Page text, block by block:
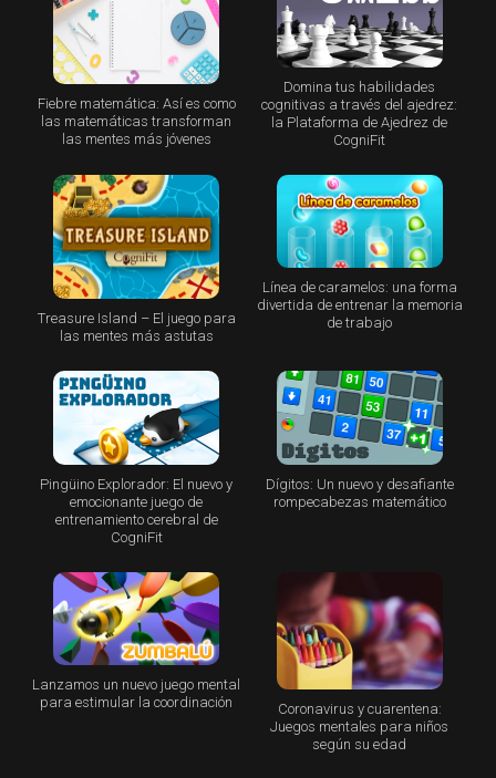
Fiebre matemática: Así es como
las matemáticas transforman
las mentes más jóvenes
Domina tus habilidades
cognitivas a través del ajedrez:
la Plataforma de Ajedrez de
CogniFit
Treasure Island – El juego para
las mentes más astutas
Línea de caramelos: una forma
divertida de entrenar la memoria
de trabajo
Pingüino Explorador: El nuevo y
emocionante juego de
entrenamiento cerebral de
CogniFit
Dígitos: Un nuevo y desafiante
rompecabezas matemático
Lanzamos un nuevo juego mental
para estimular la coordinación
Coronavirus y cuarentena:
Juegos mentales para niños
según su edad